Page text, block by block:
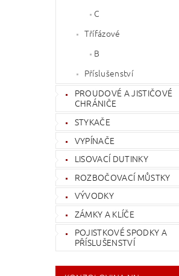
C
Třífázové
B
Příslušenství
PROUDOVÉ A JISTIČOVÉ
CHRÁNIČE
STYKAČE
VYPÍNAČE
LISOVACÍ DUTINKY
ROZBOČOVACÍ MŮSTKY
VÝVODKY
ZÁMKY A KLÍČE
POJISTKOVÉ SPODKY A
PŘÍSLUŠENSTVÍ